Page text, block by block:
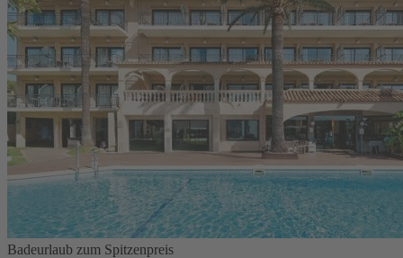
Badeurlaub zum Spitzenpreis